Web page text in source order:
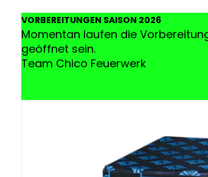
VORBEREITUNGEN SAISON 2026
Momentan laufen die
geöffnet sein.
Team Chico Feuerwerk